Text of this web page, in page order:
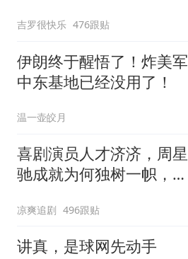
吉罗很快乐 476跟贴
伊朗终于醒悟了！炸美军
中东基地已经没用了！
温一壶皎月
喜剧演员人才济济，周星
驰成就为何独树一帜，他
凉爽追剧 496跟贴
讲真，是球网先动手